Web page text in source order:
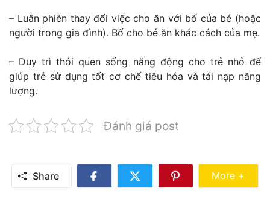
– Luân phiên thay đổi việc cho ăn với bố của bé (hoặc
người trong gia đình). Bố cho bé ăn khác cách của mẹ.
– Duy trì thói quen sống năng động cho trẻ nhỏ để
giúp trẻ sử dụng tốt cơ chế tiêu hóa và tái nạp năng
lượng.
Đánh giá post
Share
Share
Share
More +